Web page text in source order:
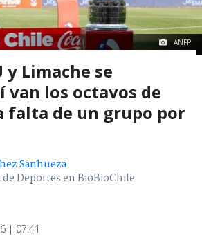
ANFP
y Limache se
van los octavos de
falta de un grupo por
Sanhueza
Deportes en BioBioChile
| 07:41